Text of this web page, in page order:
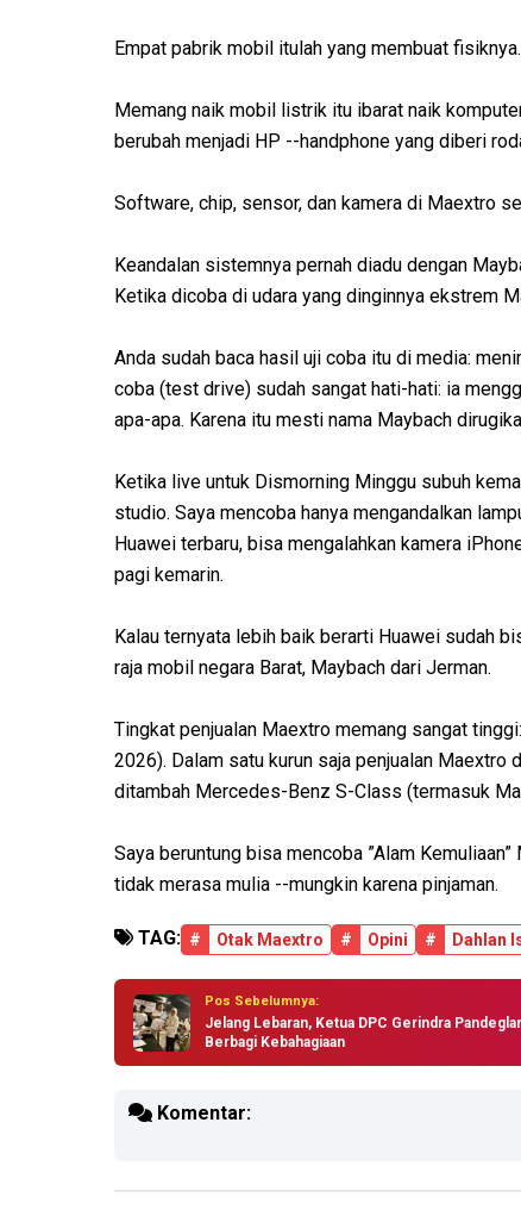
Empat pabrik mobil itulah yang membuat
Memang naik mobil listrik itu ibarat naik
berubah menjadi HP --handphone yang diberi
Software, chip, sensor, dan kamera di Maextro
Keandalan sistemnya pernah diadu dengan
Ketika dicoba di udara yang dinginnya ekstrem
Anda sudah baca hasil uji coba itu di media:
coba (test drive) sudah sangat hati-hati: ia
apa-apa. Karena itu mesti nama Maybach
Ketika live untuk Dismorning Minggu subuh
studio. Saya mencoba hanya mengandalkan
Huawei terbaru, bisa mengalahkan kamera
pagi kemarin.
Kalau ternyata lebih baik berarti Huawei sudah
raja mobil negara Barat, Maybach dari Jerman.
Tingkat penjualan Maextro memang sangat
2026). Dalam satu kurun saja penjualan
ditambah Mercedes-Benz S-Class (termasuk
Saya beruntung bisa mencoba ”Alam
tidak merasa mulia --mungkin karena pinjaman.
TAG: # Otak Maextro # Opini # Dahlan
Pos Sebelumnya:
Jelang Lebaran, Ketua DPC Gerindra
Berbagi Kebahagiaan
Komentar: